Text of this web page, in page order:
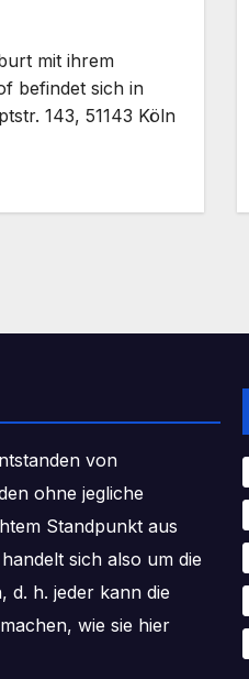
mit ihrem
befindet sich in
143, 51143 Köln
von
ohne jegliche
Standpunkt aus
sich also um die
d. h. jeder kann die
wie sie hier